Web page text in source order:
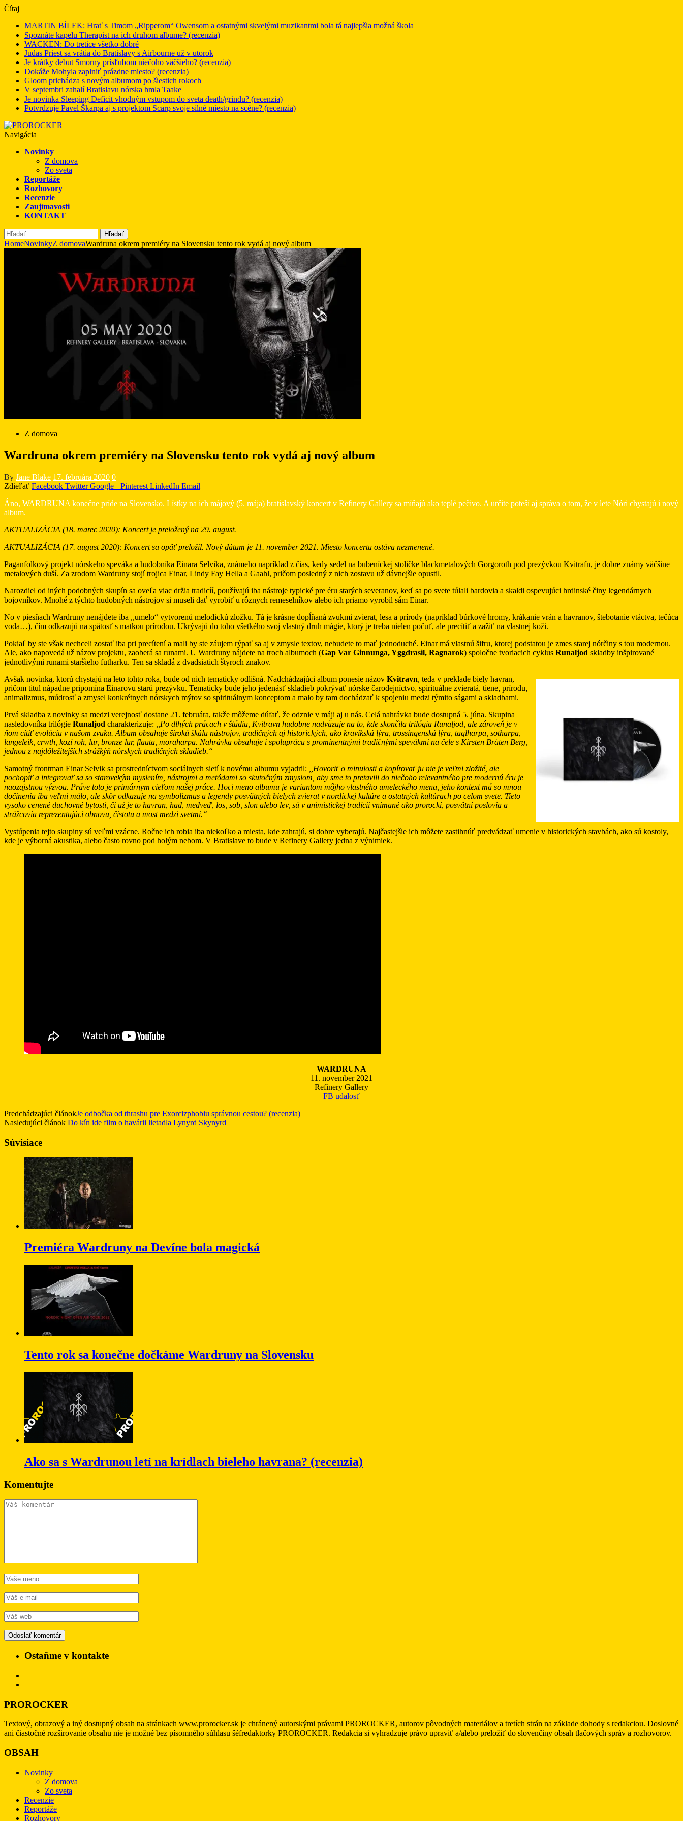
Čítaj
MARTIN BÍLEK: Hrať s Timom „Ripperom“ Owensom a ostatnými skvelými muzikantmi bola tá najlepšia možná škola
Spoznáte kapelu Therapist na ich druhom albume? (recenzia)
WACKEN: Do tretice všetko dobré
Judas Priest sa vrátia do Bratislavy s Airbourne už v utorok
Je krátky debut Smorny prísľubom niečoho väčšieho? (recenzia)
Dokáže Mohyla zaplniť prázdne miesto? (recenzia)
Gloom prichádza s novým albumom po šiestich rokoch
V septembri zahalí Bratislavu nórska hmla Taake
Je novinka Sleeping Deficit vhodným vstupom do sveta death/grindu? (recenzia)
Potvrdzuje Pavel Škarpa aj s projektom Scarp svoje silné miesto na scéne? (recenzia)
Navigácia
Novinky
Z domova
Zo sveta
Reportáže
Rozhovory
Recenzie
Zaujímavosti
KONTAKT
Hľadať
HomeNovinkyZ domovaWardruna okrem premiéry na Slovensku tento rok vydá aj nový album
Z domova
Wardruna okrem premiéry na Slovensku tento rok vydá aj nový album
By Jane Blake 17. februára 2020 0
Zdieľať Facebook Twitter Google+ Pinterest LinkedIn Email
Áno, WARDRUNA konečne príde na Slovensko. Lístky na ich májový (5. mája) bratislavský koncert v Refinery Gallery sa míňajú ako teplé pečivo. A určite poteší aj správa o tom, že v lete Nóri chystajú i nový
album.
AKTUALIZÁCIA (18. marec 2020): Koncert je preložený na 29. august.
AKTUALIZÁCIA (17. august 2020): Koncert sa opäť preložil. Nový dátum je 11. november 2021. Miesto koncertu ostáva nezmenené.
Paganfolkový projekt nórskeho speváka a hudobníka Einara Selvika, známeho napríklad z čias, kedy sedel na bubeníckej stoličke blackmetalových Gorgoroth pod prezývkou Kvitrafn, je dobre známy väčšine
metalových duší. Za zrodom Wardruny stojí trojica Einar, Lindy Fay Hella a Gaahl, pričom posledný z nich zostavu už dávnejšie opustil.
Narozdiel od iných podobných skupín sa oveľa viac držia tradicíí, používajú iba nástroje typické pre éru starých severanov, keď sa po svete túlali bardovia a skaldi ospevujúci hrdinské činy legendárnych
bojovníkov. Mnohé z týchto hudobných nástrojov si museli dať vyrobiť u rôznych remeselníkov alebo ich priamo vyrobil sám Einar.
No v piesňach Wardruny nenájdete iba ,,umelo“ vytvorenú melodickú zložku. Tá je krásne dopĺňaná zvukmi zvierat, lesa a prírody (napríklad búrkové hromy, krákanie vrán a havranov, štebotanie vtáctva, tečúca
voda…), čím odkazujú na spätosť s matkou prírodou. Ukrývajú do toho všetkého svoj vlastný druh mágie, ktorý je treba nielen počuť, ale precítiť a zažiť na vlastnej koži.
Pokiaľ by ste však nechceli zostať iba pri precítení a mali by ste záujem rýpať sa aj v zmysle textov, nebudete to mať jednoduché. Einar má vlastnú šifru, ktorej podstatou je zmes starej nórčiny s tou modernou.
Ale, ako napovedá už názov projektu, zaoberá sa runami. U Wardruny nájdete na troch albumoch (Gap Var Ginnunga, Yggdrasil, Ragnarok) spoločne tvoriacich cyklus Runaljod skladby inšpirované
jednotlivými runami staršieho futharku. Ten sa skladá z dvadsiatich štyroch znakov.
Avšak novinka, ktorú chystajú na leto tohto roka, bude od nich tematicky odlišná. Nadchádzajúci album ponesie názov Kvitravn, teda v preklade biely havran,
pričom titul nápadne pripomína Einarovu starú prezývku. Tematicky bude jeho jedenásť skladieb pokrývať nórske čarodejníctvo, spirituálne zvieratá, tiene, prírodu,
animalizmus, múdrosť a zmysel konkrétnych nórskych mýtov so spirituálnym konceptom a malo by tam dochádzať k spojeniu medzi týmito ságami a skladbami.
Prvá skladba z novinky sa medzi verejnosť dostane 21. februára, takže môžeme dúfať, že odznie v máji aj u nás. Celá nahrávka bude dostupná 5. júna. Skupina
nasledovníka trilógie Runaljod charakterizuje:
,,Po dlhých prácach v štúdiu, Kvitravn hudobne nadväzuje na to, kde skončila trilógia Runaljod, ale zároveň je v
ňom cítiť evolúciu v našom zvuku. Album obsahuje širokú škálu nástrojov, tradičných aj historických, ako kravikská lýra, trossingenská lýra, taglharpa, sotharpa,
langeleik, crwth, kozí roh, lur, bronze lur, flauta, moraharpa. Nahrávka obsahuje i spoluprácu s prominentnými tradičnými spevákmi na čele s Kirsten Bråten Berg,
jednou z najdôležitejších strážkýň nórskych tradičných skladieb.“
Samotný frontman Einar Selvik sa prostredníctvom sociálnych sietí k novému albumu vyjadril:
,,Hovoriť o minulosti a kopírovať ju nie je veľmi zložité, ale
pochopiť a integrovať sa so starovekým myslením, nástrojmi a metódami so skutočným zmyslom, aby sme to pretavili do niečoho relevantného pre modernú éru je
naozajstnou výzvou. Práve toto je primárnym cieľom našej práce. Hoci meno albumu je variantom môjho vlastného umeleckého mena, jeho kontext má so mnou
dočinenia iba veľmi málo, ale skôr odkazuje na symbolizmus a legendy posvätných bielych zvierat v nordickej kultúre a ostatných kultúrach po celom svete. Tieto
vysoko cenené duchovné bytosti, či už je to havran, had, medveď, los, sob, slon alebo lev, sú v animistickej tradícii vnímané ako prorockí, posvätní poslovia a
strážcovia reprezentujúci obnovu, čistotu a most medzi svetmi.“
Vystúpenia tejto skupiny sú veľmi vzácne. Ročne ich robia iba niekoľko a miesta, kde zahrajú, si dobre vyberajú. Najčastejšie ich môžete zastihnúť predvádzať umenie v historických stavbách, ako sú kostoly,
kde je výborná akustika, alebo často rovno pod holým nebom. V Bratislave to bude v Refinery Gallery jedna z výnimiek.
WARDRUNA
11. november 2021
Refinery Gallery
FB udalosť
Predchádzajúci článokJe odbočka od thrashu pre Exorcizphobiu správnou cestou? (recenzia)
Nasledujúci článok Do kín ide film o havárii lietadla Lynyrd Skynyrd
Súvisiace
Premiéra Wardruny na Devíne bola magická
Tento rok sa konečne dočkáme Wardruny na Slovensku
Ako sa s Wardrunou letí na krídlach bieleho havrana? (recenzia)
Komentujte
Ostaňme v kontakte
PROROCKER
Textový, obrazový a iný dostupný obsah na stránkach www.prorocker.sk je chránený autorskými právami PROROCKER, autorov pôvodných materiálov a tretích strán na základe dohody s redakciou. Doslovné
ani čiastočné rozširovanie obsahu nie je možné bez písomného súhlasu šéfredaktorky PROROCKER. Redakcia si vyhradzuje právo upraviť a/alebo preložiť do slovenčiny obsah tlačových správ a rozhovorov.
OBSAH
Novinky
Z domova
Zo sveta
Recenzie
Reportáže
Rozhovory